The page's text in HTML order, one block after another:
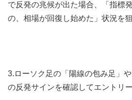
で反発の兆候が出た場合、「指標
の、相場が回復し始めた」状況を狙
3. ローソク足の「陽線の包み足」
の反発サインを確認してエントリー